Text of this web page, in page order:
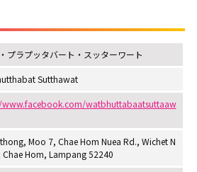
プラプッタバート・スッターワート
Sutthawat
watbhuttabaatsuttaaw
Moo 7, Chae Hom Nuea Rd., Wichet N
Chae Hom, Lampang 52240